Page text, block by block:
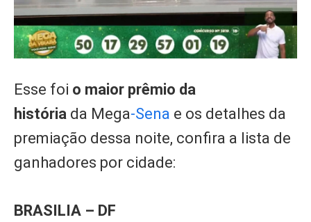
Esse foi o maior prêmio da
história da Mega-Sena e os detalhes da
premiação dessa noite, confira a lista de
ganhadores por cidade:
BRASILIA – DF